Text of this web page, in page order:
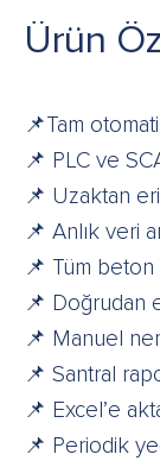
Ürün
📌Tam
📌 PLC ve
📌 Uzaktan
📌 Anlık veri
📌 Tüm beton
📌 Doğrudan
📌 Manuel
📌 Santral
📌 Excel’e
📌 Periodik